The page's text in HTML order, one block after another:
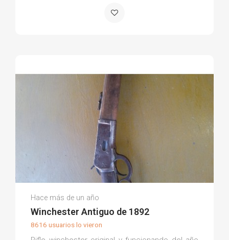
Luis E.
(0)
Hace más de un año
Winchester Antiguo de 1892
8616 usuarios lo vieron